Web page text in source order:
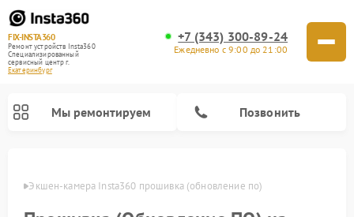
FIX-INSTA360
Ремонт устройств Insta360
Специализированный
cервисный центр г.
Екатеринбург
+7 (343) 300-89-24
Ежедневно с 9:00 до 21:00
Мы ремонтируем Позвонить
Экшен-камера Insta360 прошивка (обновление по)